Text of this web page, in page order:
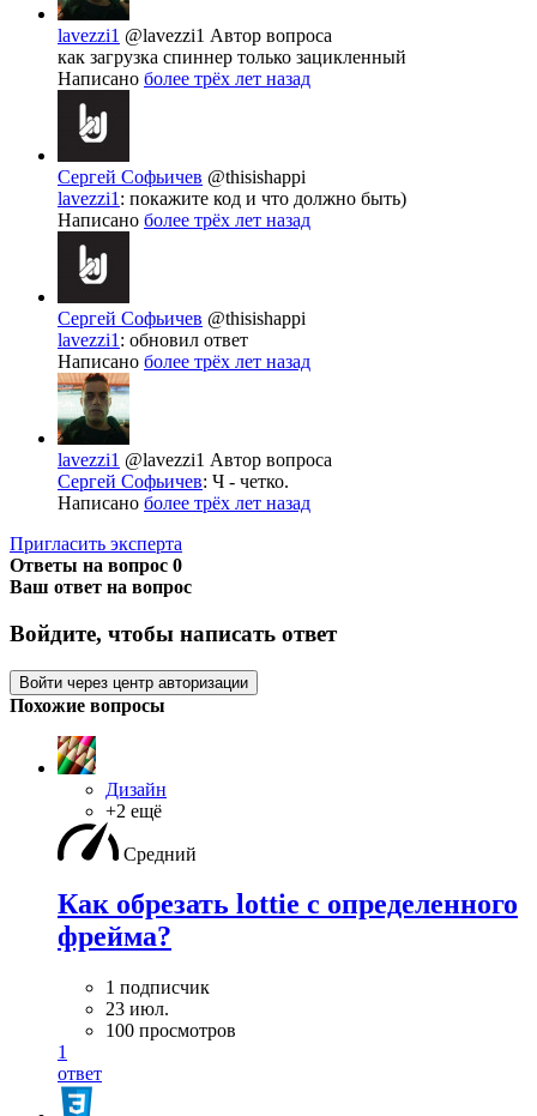
lavezzi1 @lavezzi1 Автор вопроса
как загрузка спиннер только зацикленный
Написано более трёх лет назад
Сергей Софьичев @thisishappi
lavezzi1 : покажите код и что должно быть)
Написано более трёх лет назад
Сергей Софьичев @thisishappi
lavezzi1 : обновил ответ
Написано более трёх лет назад
lavezzi1 @lavezzi1 Автор вопроса
Сергей Софьичев: Ч - четко.
Написано более трёх лет назад
Пригласить эксперта
Ответы на вопрос 0
Ваш ответ на вопрос
Войдите, чтобы написать ответ
Войти через центр авторизации
Похожие вопросы
Дизайн
+2 ещё
Средний
Как обрезать lottie с определенного
фрейма?
1 подписчик
23 июл.
100 просмотров
1
ответ